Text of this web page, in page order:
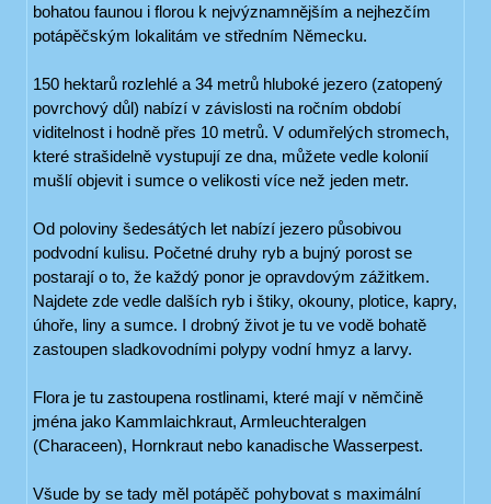
bohatou faunou i florou k nejvýznamnějším a nejhezčím
potápěčským lokalitám ve středním Německu.
150 hektarů rozlehlé a 34 metrů hluboké jezero (zatopený
povrchový důl) nabízí v závislosti na ročním období
viditelnost i hodně přes 10 metrů. V odumřelých stromech,
které strašidelně vystupují ze dna, můžete vedle kolonií
mušlí objevit i sumce o velikosti více než jeden metr.
Od poloviny šedesátých let nabízí jezero působivou
podvodní kulisu. Početné druhy ryb a bujný porost se
postarají o to, že každý ponor je opravdovým zážitkem.
Najdete zde vedle dalších ryb i štiky, okouny, plotice, kapry,
úhoře, liny a sumce. I drobný život je tu ve vodě bohatě
zastoupen sladkovodními polypy vodní hmyz a larvy.
Flora je tu zastoupena rostlinami, které mají v němčině
jména jako Kammlaichkraut, Armleuchteralgen
(Characeen), Hornkraut nebo kanadische Wasserpest.
Všude by se tady měl potápěč pohybovat s maximální